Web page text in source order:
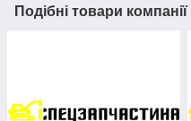
Подібні товари компанії